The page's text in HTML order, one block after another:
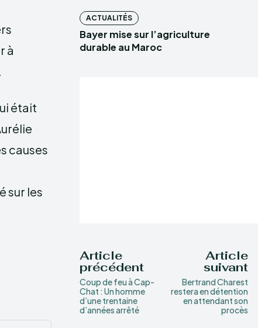
à
était
causes
sur les
ACTUALITÉS
Bayer mise sur l’agriculture
durable au Maroc
Article
précédent
Coup de feu à Cap-
Chat : Un homme
d’une trentaine
d’années arrêté
Article
suivant
Bertrand Charest
restera en détention
en attendant son
procès